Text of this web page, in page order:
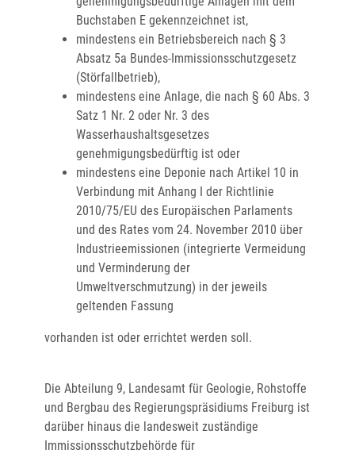
Buchstaben E gekennzeichnet ist,
mindestens ein Betriebsbereich nach § 3
Absatz 5a Bundes-Immissionsschutzgesetz
(Störfallbetrieb),
mindestens eine Anlage, die nach § 60 Abs. 3
Satz 1 Nr. 2 oder Nr. 3 des
Wasserhaushaltsgesetzes
genehmigungsbedürftig ist oder
mindestens eine Deponie nach Artikel 10 in
Verbindung mit Anhang I der Richtlinie
2010/75/EU des Europäischen Parlaments
und des Rates vom 24. November 2010 über
Industrieemissionen (integrierte Vermeidung
und Verminderung der
Umweltverschmutzung) in der jeweils
geltenden Fassung
vorhanden ist oder errichtet werden soll.
Die Abteilung 9, Landesamt für Geologie, Rohstoffe
und Bergbau des Regierungspräsidiums Freiburg ist
darüber hinaus die landesweit zuständige
Immissionsschutzbehörde für